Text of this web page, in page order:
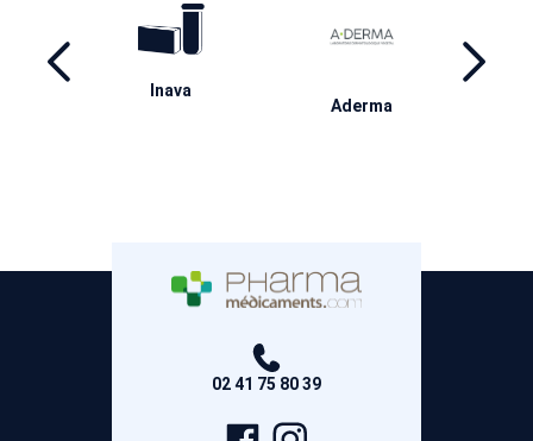
Inava
Aderma
02 41 75 80 39
Page